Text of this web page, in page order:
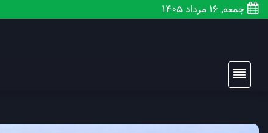
جمعه, 16 مرداد 1405